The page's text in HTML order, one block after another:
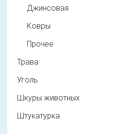
Джинсовая
Ковры
Прочее
Трава
Уголь
Шкуры животных
Штукатурка